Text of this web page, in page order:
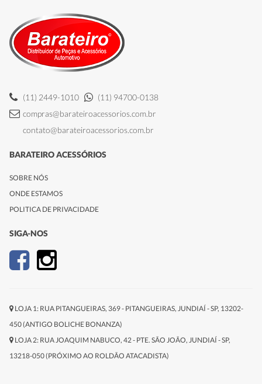
(11) 2449-1010
(11) 94700-0138
compras@barateiroacessorios.com.br
contato@barateiroacessorios.com.br
BARATEIRO ACESSÓRIOS
SOBRE NÓS
ONDE ESTAMOS
POLITICA DE PRIVACIDADE
SIGA-NOS
LOJA 1: RUA PITANGUEIRAS, 369 - PITANGUEIRAS, JUNDIAÍ - SP, 13202-
450 (ANTIGO BOLICHE BONANZA)
LOJA 2: RUA JOAQUIM NABUCO, 42 - PTE. SÃO JOÃO, JUNDIAÍ - SP,
13218-050 (PRÓXIMO AO ROLDÃO ATACADISTA)